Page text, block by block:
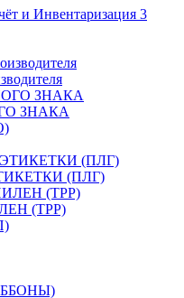
и Инвентаризация 3
ЗНАКА
(ПЛГ)
(TPP)